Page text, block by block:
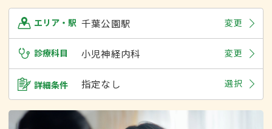
エリア・駅 千葉公園駅 変更
診療科目 小児神経内科 変更
詳細条件 指定なし 選択